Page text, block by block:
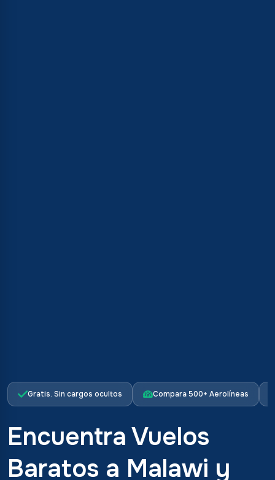
Gratis. Sin cargos ocultos Compara 500+ Aerolíneas
Encuentra Vuelos
Baratos a Malawi y